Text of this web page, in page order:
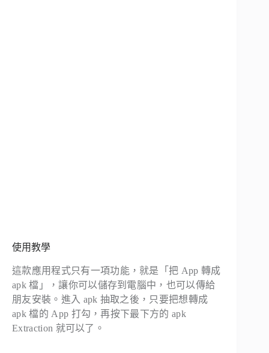
使用教學
這款應用程式只有一項功能，就是「把 App 轉成
apk 檔」，讓你可以儲存到電腦中，也可以傳給
朋友安裝。進入 apk 抽取之後，只要把想轉成
apk 檔的 App 打勾，再按下最下方的 apk
Extraction 就可以了。